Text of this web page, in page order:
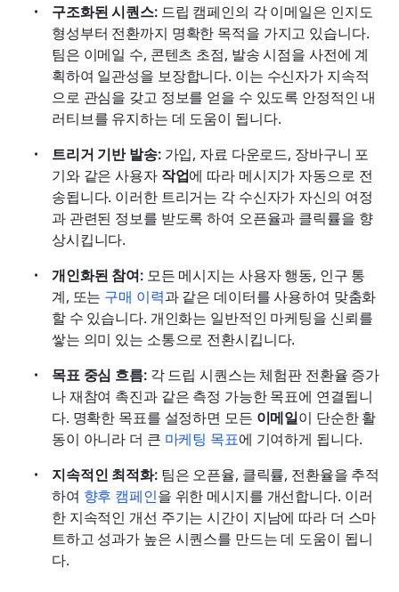
구조화된 시퀀스: 드립 캠페인의 각 이메일은 인지도
형성부터 전환까지 명확한 목적을 가지고 있습니다.
팀은 이메일 수, 콘텐츠 초점, 발송 시점을 사전에 계
획하여 일관성을 보장합니다. 이는 수신자가 지속적
으로 관심을 갖고 정보를 얻을 수 있도록 안정적인 내
러티브를 유지하는 데 도움이 됩니다.
트리거 기반 발송: 가입, 자료 다운로드, 장바구니 포
기와 같은 사용자 작업에 따라 메시지가 자동으로 전
송됩니다. 이러한 트리거는 각 수신자가 자신의 여정
과 관련된 정보를 받도록 하여 오픈율과 클릭률을 향
상시킵니다.
개인화된 참여: 모든 메시지는 사용자 행동, 인구 통
계, 또는 구매 이력과 같은 데이터를 사용하여 맞춤화
할 수 있습니다. 개인화는 일반적인 마케팅을 신뢰를
쌓는 의미 있는 소통으로 전환시킵니다.
목표 중심 흐름: 각 드립 시퀀스는 체험판 전환율 증가
나 재참여 촉진과 같은 측정 가능한 목표에 연결됩니
다. 명확한 목표를 설정하면 모든 이메일이 단순한 활
동이 아니라 더 큰 마케팅 목표에 기여하게 됩니다.
지속적인 최적화: 팀은 오픈율, 클릭률, 전환율을 추적
하여 향후 캠페인을 위한 메시지를 개선합니다. 이러
한 지속적인 개선 주기는 시간이 지남에 따라 더 스마
트하고 성과가 높은 시퀀스를 만드는 데 도움이 됩니
다.